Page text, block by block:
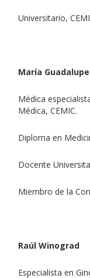
Universitario,
María
Médica
Médica, CEMIC.
Diploma en
Docente
Miembro de la
Raúl Winograd
Especialista en